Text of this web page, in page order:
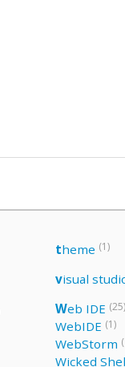
theme (1)
visual
Web IDE (25)
WebIDE (1)
WebStorm
Wicked